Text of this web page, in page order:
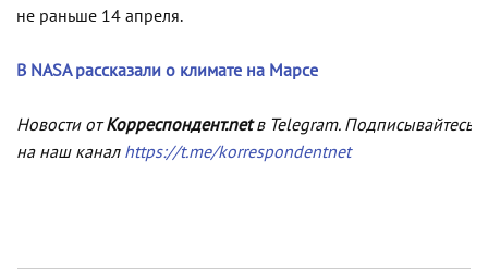
не раньше 14 апреля.
В NASA рассказали о климате на Марсе
Новости отКорреспондент.netв Telegram. Подписывайтесь
на наш канал https://t.me/korrespondentnet